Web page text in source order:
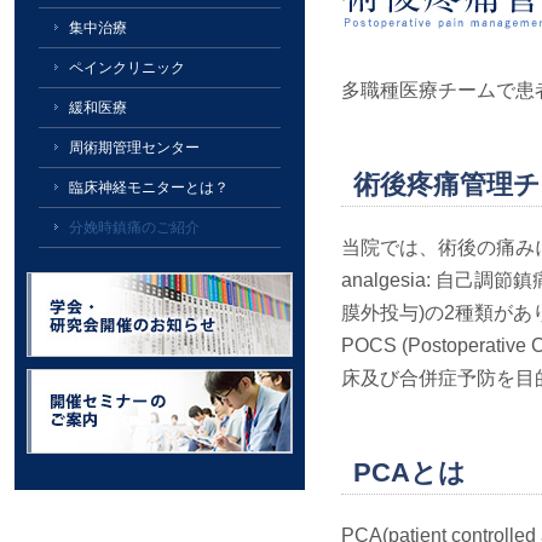
集中治療
ペインクリニック
緩和医療
周術期管理センター
臨床神経モニターとは？
分娩時鎮痛のご紹介
多職種医療チームで
術後疼痛管理
当院では、術後の痛
analgesia: 自己調節鎮
膜外投与)の2種類が
POCS (Postoperative
床及び合併症予防を
PCAとは
PCA(patient